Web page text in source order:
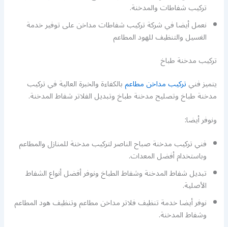
تركيب شفاطات والمدخنة.
نعمل أيضا في شركة تركيب شفاطات مداخن على توفير خدمة
الغسيل والتنظيف للهود المطاعم
تركيب مدخنة طباخ
يتميز فنيتركيب مداخن مطاعمبالكفاءة والخبرة العالية في تركيب
مدخنة طباخ وتصليح مدخنة طباخ وتبديل الفلاتر شفاط المدخنة.
ونوفر أيضا:
فني تركيب مدخنة صباح الناصر لتركيب مدخنة للمنازل والمطاعم
وباستخدام أفضل المعدات.
تبديل شفاط المدخنة وشفاط الطباخ ونوفر أفضل أنواع الشفاط
الأصلية.
نوفر أيضا خدمة تنظيف فلاتر مداخن مطاعم وتنظيف هود المطاعم
وشفاط المدخنة.